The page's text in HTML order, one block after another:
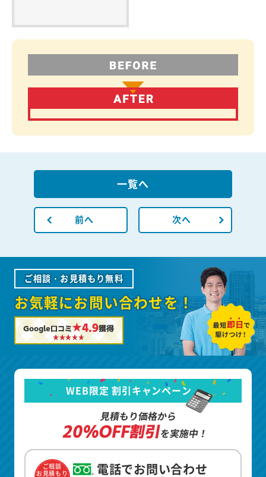
前へ
一覧へ
次へ
ご相談・お見積もり無料
お気軽にお問い合わせを！
Google口コミ★4.9獲得
WEB限定 割引キャンペーン
見積もり価格から
20%OFF割引を実施中！
ご相談
お見積もり
電話でお問い合わせ